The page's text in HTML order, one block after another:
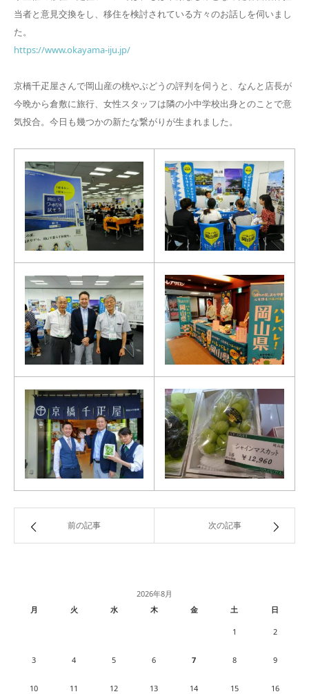
当者と意見交換をし、移住を検討されている方々のお話しを伺いまし
た。
https://www.okayama-iju.jp/
京橋千疋屋さんで岡山産の桃やぶどうの評判を伺うと、なんと店長が
今晩から倉敷に旅行、女性スタッフは隣の小中学校出身とのことで意
気投合。今日も幾つかの新たな繋がりが生まれました。
前の記事 次の記事
2026年8月
月
火 水 木 金 土 日
1 2
3 4 5 6 7 8 9
10 11 12 13 14 15 16